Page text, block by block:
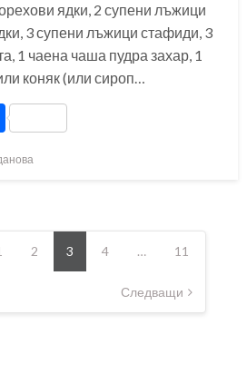
ядки, 2 супени лъжици
3 супени лъжици стафиди, 3
1 чаена чаша пудра захар, 1
коняк (или сироп…
Share
2 3 4 … 11
Следващи